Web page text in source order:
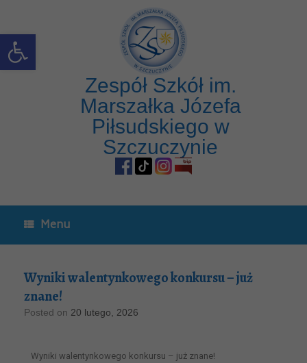
Open toolbar
Zespół Szkół im.
Marszałka Józefa
Piłsudskiego w
Szczuczynie
Menu
Wyniki walentynkowego konkursu – już
znane!
Posted on 20 lutego, 2026
Wyniki walentynkowego konkursu – już znane!